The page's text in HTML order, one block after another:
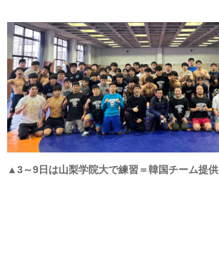
▲3～9日は山梨学院大で練習＝韓国チーム提供